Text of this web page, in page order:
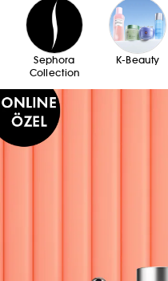
Sephora
Collection
K-Beauty